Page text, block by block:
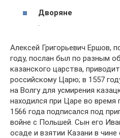
Дворяне
.
Алексей Григорьевич Ершов,
году, послан был по разным
казанского царства,
российскому Царю; в 1557
на Волгу для усмирения
находился при Царе во время
1566 года подписался под
войне с Польшей. Сын его
осаде и взятии Казани в чине